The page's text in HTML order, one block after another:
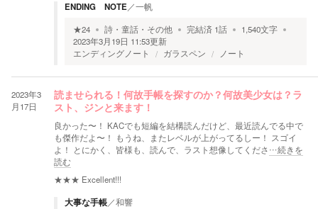
ENDING NOTE／一帆
★24 詩・童話・その他 完結済 1話 1,540文字
2023年3月19日 11:53更新
エンディングノート
ガラスペン ノート
2023年3
月17日
読ませられる！何故手帳を探すのか？何故美少女は？ラ
スト、ジンと来ます！
良かった〜！ KACでも短編を結構読んだけど、最近読んでる中で
も傑作だよ〜！ もうね、またレベルが上がってるしー！ スゴイ
よ！ とにかく、皆様も、読んで、ラスト想像してくださ…続きを
読む
★★★ Excellent!!!
大事な手帳／和響